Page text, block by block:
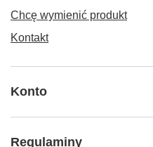
Chcę wymienić produkt
Kontakt
Konto
Regulaminy